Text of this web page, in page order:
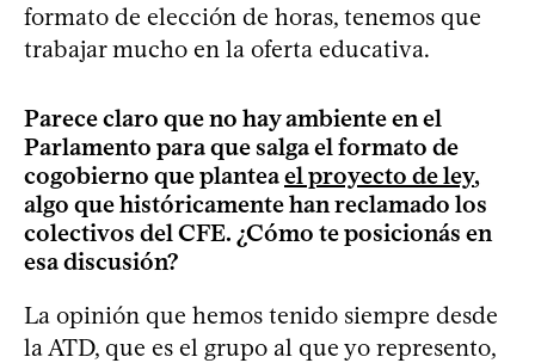
formato de elección de horas, tenemos que
trabajar mucho en la oferta educativa.
Parece claro que no hay ambiente en el
Parlamento para que salga el formato de
cogobierno que planteael proyecto de ley,
algo que históricamente han reclamado los
colectivos del CFE. ¿Cómo te posicionás en
esa discusión?
La opinión que hemos tenido siempre desde
la ATD, que es el grupo al que yo represento,